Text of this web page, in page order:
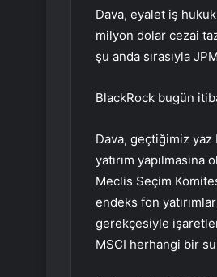
Dava, eyalet iş
milyon dolar cezai
şu anda sırasıyla
BlackRock bugün
Dava, geçtiğimiz yaz
yatırım
Meclis Seçim
endeks fon
gerekçesiyle
MSCI herhangi bir